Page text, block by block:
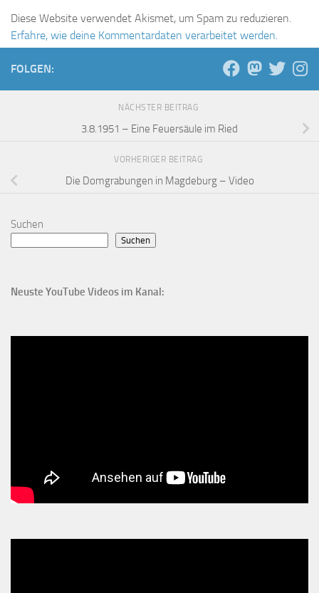
Diese Website verwendet Akismet, um Spam zu reduzieren.
Erfahre, wie deine Kommentardaten verarbeitet werden.
FOLGEN:
NÄCHSTER BEITRAG
3.8.1951 – Eine Feuersäule im Ried
VORHERIGER BEITRAG
Die Domgrabungen in Magdeburg – Video
Suchen
Suchen
Neuste YouTube Videos im Kanal: